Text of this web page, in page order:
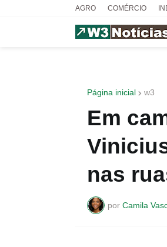
AGRO COMÉRCIO
Página inicial w3
Em
nas
por Camila